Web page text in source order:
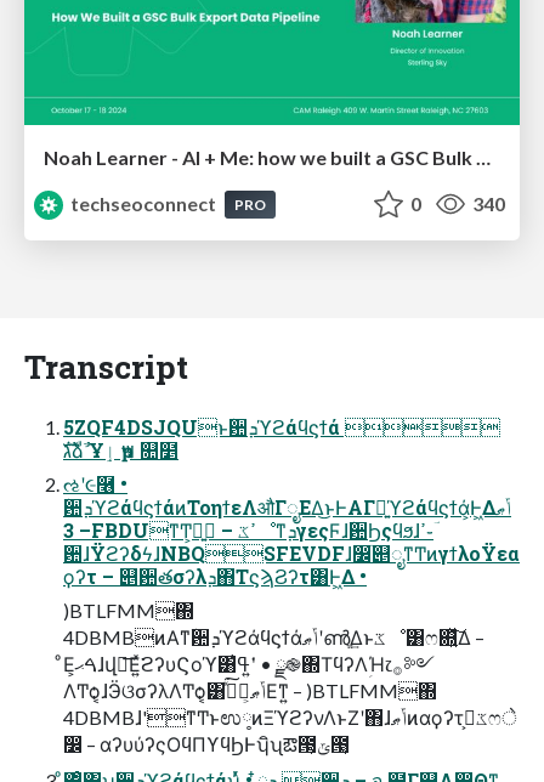
techseoconnect
PRO 0 340
Transcript
5ZQF4DSJQUͱؔ਺ܕϓϩάϥϛϯά 
גࣜձࣾ Ұٳ ҏ౻ ௚໵
ઌʹ૯࿦ •
ؔ਺ܕϓϩάϥϛϯάͷΤοηϯεΛऔΓೖΕΔ͜ͱͰΑΓྑ͍ϓϩάϥϛϯά͕Ͱ͖Δݴޠ
– 3FBDUͳͲ͕ྑ͍ྫ – ߴػೳͳܕγεςϜɺؔ਺Ϧςϥϧɺߴ֊ؔ
਺ɺΫϩʔδϟɺNBQSFEVDFɺ෼ׂ୅ೖͳͲͷγϯλοΫεα
ϙʔτ – ୅਺తσʔλܕ΋ΤϛϡϨʔτ͸Ͱ͖Δ •
)BTLFMM΍
4DBMBͷΑ͏ͳؔ਺ܕϓϩάϥϛϯάݴޠʹൺֱ͢Δͱػೳ͸ෆ଍͍ͯ͠Δ –
ͦΕ͕ࠓޙɺվྑ͞Ε͍ͯ͘ϩʔυϚοϓ͸ߟ͑ʹ͍͘ • ྫ֎΍ΤϥʔΛؚΉ෭࡞༻
ΛͲ͏ѻ͏͔ɺӬଓσʔλΛͲ͏ѻ͏͔͸ݴޠ͕ࢦࣔͯ͘͠Εͳ͍ – )BTLFMM΍
4DBMBɺ'ͳͲͱಉ༷ͷΞϓϩʔνΛͱΖ͏ʹ΋ɺݴޠͷαϙʔτػߏ͕ෆे
෼ – αʔυύʔςΟϥΠϒϥϦͰʮิ͏ʯఔ౓͕ݶ౓͔